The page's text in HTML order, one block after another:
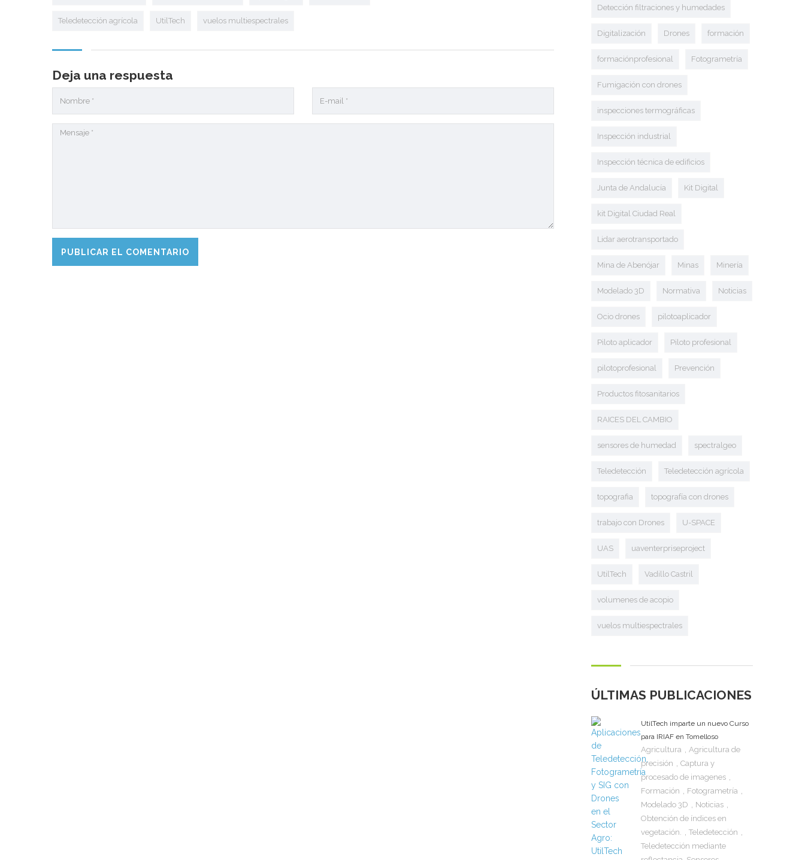
Teledetección agrícola UtilTech vuelos multiespectrales
Deja una respuesta
Detección filtraciones y humedades
Digitalización Drones formación
formaciónprofesional Fotogrametría
Fumigación con drones
inspecciones termográficas
Inspección industrial
Inspección técnica de edificios
Junta de Andalucía Kit Digital
kit Digital Ciudad Real
Lidar aerotransportado
Mina de Abenójar Minas Minería
Modelado 3D Normativa Noticias
Ocio drones pilotoaplicador
Piloto aplicador Piloto profesional
pilotoprofesional Prevención
Productos fitosanitarios
RAICES DEL CAMBIO
sensores de humedad spectralgeo
Teledetección Teledetección agrícola
topografia topografía con drones
trabajo con Drones U-SPACE
UAS uaventerpriseproject
UtilTech Vadillo Castril
volumenes de acopio
vuelos multiespectrales
ÚLTIMAS PUBLICACIONES
UtilTech imparte un nuevo Curso
para IRIAF en Tomelloso
Agricultura
Agricultura de
precisión
Captura y
procesado de imagenes
Formación Fotogrametría
Modelado 3D Noticias
Obtención de índices en
vegetación.
Teledetección
Teledetección mediante